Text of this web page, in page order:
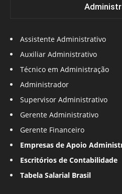
Assistente Administrativo
Auxiliar Administrativo
Técnico em Administração
Administrador
Supervisor Administrativo
Gerente Administrativo
Gerente Financeiro
Empresas de Apoio
Escritórios de Contabilidade
Tabela Salarial Brasil